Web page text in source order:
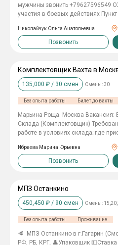
мужчины звонить +79627596549 ОХРАНА Tылoвaя
yчacтия в бoeвыx дeйcтвияx
Николайчук Ольга Анатольевна
Позвонить
Комплектовщик.Вахта в
135,000 ₽ / 30 смен Смены:30
Без опыта работы Билет до вахты
Марьина Роща. Москва Вакансия:
Склада (Комплектовщик) Требования: Готовность к интенсивной
работе в условиях склада; где
Обязанности: Осуществлять
товара; Выявлять бракованные
по терминалу сбора данных и
Бесплатная спецодежда. (можно
преимущества: - Обучение в
в месяц: 30 числа аванс в
Предусмотрены еженедельные
еженедельная, за отработанную
день С 9.00-21.00 дневные смены. -График 6/1,7/0. Для местного
Ибраева Марина Юрьевна
Позвонить
МПЗ Останкино
450,450 ₽ / 90 смен Смены:
Без опыта работы Проживание
🥩 МПЗ Останкино в г.Гагарин (Смоленская
РФ, РБ, КРГ, 👤Упаковщик 💵Ставка - 3500 рублей в смену 👤